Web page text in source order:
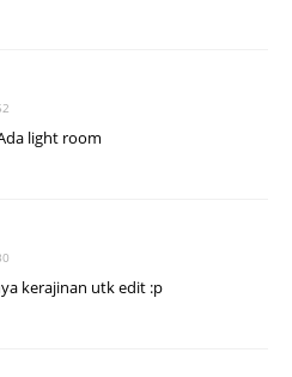
light room
kerajinan utk edit :p